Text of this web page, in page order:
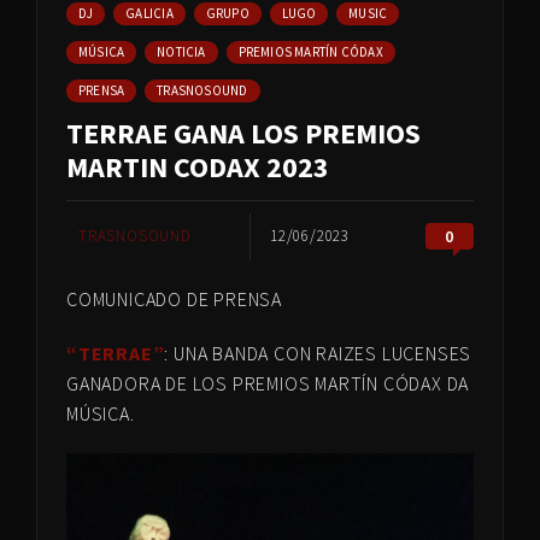
DJ GALICIA GRUPO LUGO MUSIC
MÚSICA NOTICIA PREMIOS MARTÍN CÓDAX
PRENSA TRASNOSOUND
TERRAE GANA LOS PREMIOS
MARTIN CODAX 2023
TRASNOSOUND 12/06/2023 0
COMUNICADO DE PRENSA
“TERRAE”: UNA BANDA CON RAIZES LUCENSES
GANADORA DE LOS PREMIOS MARTÍN CÓDAX DA
MÚSICA.